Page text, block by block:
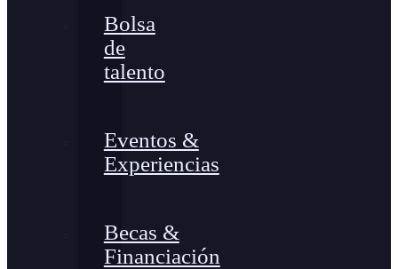
Bolsa
de
talento
Eventos &
Experiencias
Becas &
Financiación